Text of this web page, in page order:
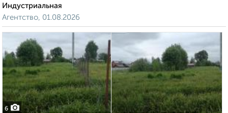
Индустриальная
Агентство, 01.08.2026
6